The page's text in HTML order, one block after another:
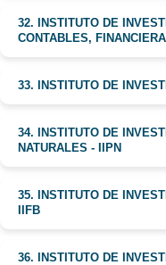
32. INSTITUTO DE
CONTABLES,
33. INSTITUTO DE
34. INSTITUTO DE
NATURALES - IIPN
35. INSTITUTO DE
IIFB
36. INSTITUTO DE